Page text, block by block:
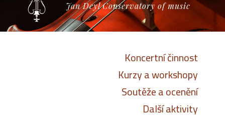
Jan Deyl Conservatory of music
Koncertní činnost
Kurzy a workshopy
Soutěže a ocenění
Další aktivity